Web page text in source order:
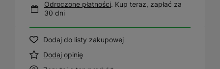
Odroczone płatności. Kup teraz, zapłać za
30 dni
Dodaj do listy zakupowej
Dodaj opinię